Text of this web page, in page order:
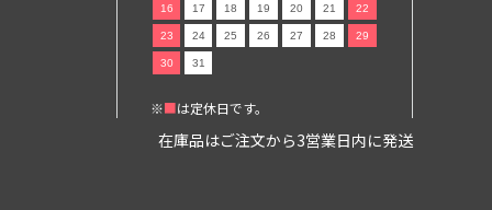
16 17 18 19 20 21 22
23 24 25 26 27 28 29
30 31
※■は定休日です。
在庫品はご注文から3営業日内に発送